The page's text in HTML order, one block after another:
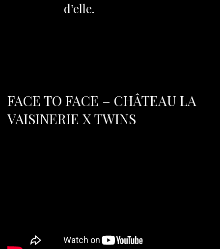
d’elle.
FACE TO FACE – CHÂTEAU LA
VAISINERIE X TWINS